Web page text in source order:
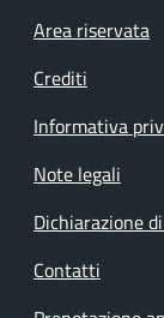
Footer
Area riservata
Crediti
Informativa
Note legali
Dichiarazione
Contatti